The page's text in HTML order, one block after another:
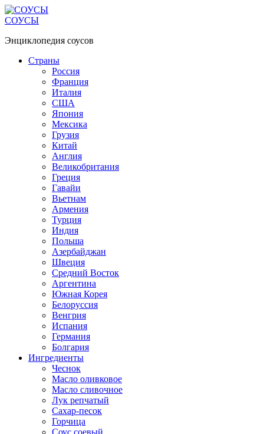
Перейти
к
СОУСЫ
Энциклопедия соусов
Страны
Россия
Франция
Италия
США
Япония
Мексика
Грузия
Китай
Англия
Великобритания
Греция
Гавайи
Вьетнам
Армения
Турция
Индия
Польша
Азербайджан
Швеция
Средний Восток
Аргентина
Южная Корея
Белоруссия
Венгрия
Испания
Германия
Болгария
Ингредиенты
Чеснок
Масло оливковое
Масло сливочное
Лук репчатый
Сахар-песок
Горчица
Соус соевый